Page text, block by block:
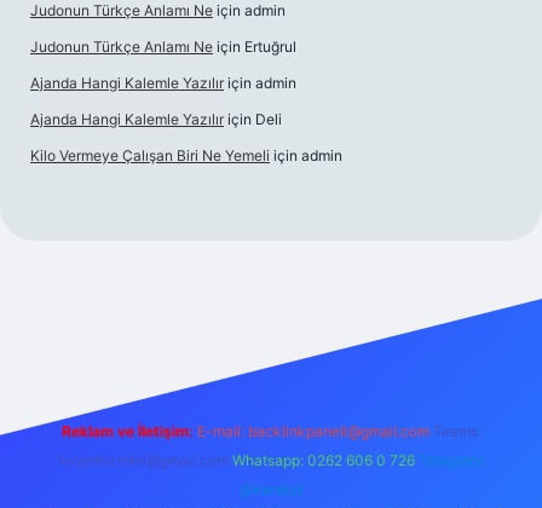
Judonun Türkçe Anlamı Ne için admin
Judonun Türkçe Anlamı Ne için Ertuğrul
Ajanda Hangi Kalemle Yazılır için admin
Ajanda Hangi Kalemle Yazılır için Deli
Kilo Vermeye Çalışan Biri Ne Yemeli için admin
Reklam ve İletişim: E-mail: backlinkpaneli@gmail.com Teams:
forumhizmeti@gmail.com Whatsapp: 0262 606 0 726 Telegram:
@karabul